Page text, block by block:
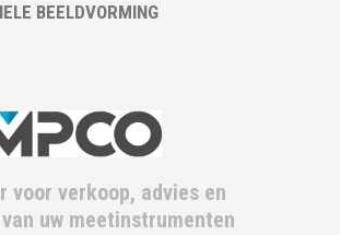
BEELDVORMING
voor verkoop, advies en
uw meetinstrumenten